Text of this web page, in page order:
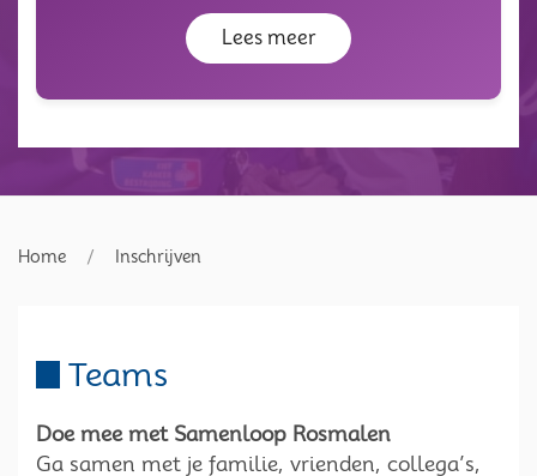
Lees meer
Home Inschrijven
Teams
Doe mee met Samenloop Rosmalen
Ga samen met je familie, vrienden, collega’s,